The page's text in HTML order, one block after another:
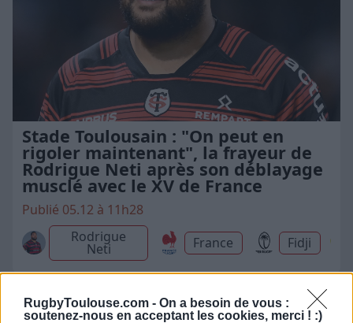
RugbyToulouse.com - On a besoin de vous :
soutenez-nous en acceptant les cookies, merci ! :)
Stade Toulousain : "On peut en
rigoler maintenant", la frayeur de
Rodrigue Neti après son déblayage
musclé avec le XV de France
Publié 05.12 à 11h28
Rodrigue
Neti France Fidji